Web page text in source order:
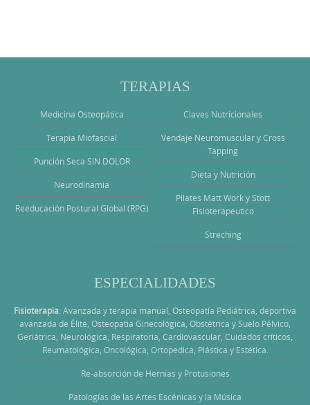
TERAPIAS
Medicina Osteopática
Terapia Miofascial
Punción Seca SIN DOLOR
Neurodinamia
Reeducación Postural Global (RPG)
Claves Nutricionales
Vendaje Neuromuscular y Cross
Tapping
Dieta y Nutrición
Pilates Matt Work y Stott
Fisioterapeutico
Streching
ESPECIALIDADES
Fisioterapia: Avanzada y terapia manual, Osteopatía Pediátrica, deportiva
avanzada de Élite, Osteopatia Ginecológica, Obstétrica y Suelo Pélvico,
Geriátrica, Neurológica, Respiratoria, Cardiovascular, Cuidados críticos,
Reumatológica, Oncológica, Ortopedica, Plástica y Estética.
Re-absorción de Hernias y Protusiones
Patologías de las Artes Escénicas y la Música